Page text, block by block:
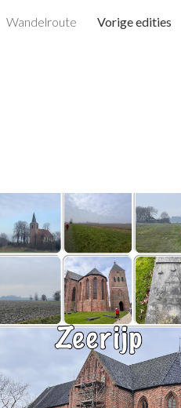
Wandelroute Vorige edities